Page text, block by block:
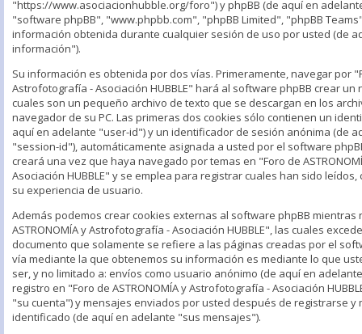
"https://www.asociacionhubble.org/foro") y phpBB (de aquí en
"software phpBB", "www.phpbb.com", "phpBB Limited", "phpBB
información obtenida durante cualquier sesión de uso por usted (de
información").
Su información es obtenida por dos vías. Primeramente, navegar por
Astrofotografía - Asociación HUBBLE" hará al software phpBB crear un
cuales son un pequeño archivo de texto que se descargan en los
navegador de su PC. Las primeras dos cookies sólo contienen un
aquí en adelante "user-id") y un identificador de sesión anónima (de
"session-id"), automáticamente asignada a usted por el software
creará una vez que haya navegado por temas en "Foro de
Asociación HUBBLE" y se emplea para registrar cuales han sido
su experiencia de usuario.
Además podemos crear cookies externas al software phpBB mientras
ASTRONOMÍA y Astrofotografía - Asociación HUBBLE", las cuales
documento que solamente se refiere a las páginas creadas por el
vía mediante la que obtenemos su información es mediante lo que
ser, y no limitado a: envíos como usuario anónimo (de aquí en
registro en "Foro de ASTRONOMÍA y Astrofotografía - Asociación
"su cuenta") y mensajes enviados por usted después de registrarse y
identificado (de aquí en adelante "sus mensajes").